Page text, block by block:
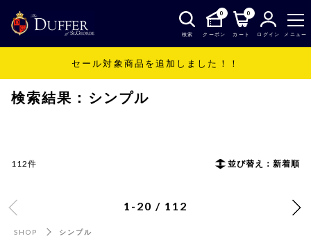
検索
0
クーポン
0
カート ログイン メニュー
セール対象商品を追加しました！！
シンプル
検索結果：シンプル
112件 並び替え：新着順
1-20 / 112
SHOP シンプル